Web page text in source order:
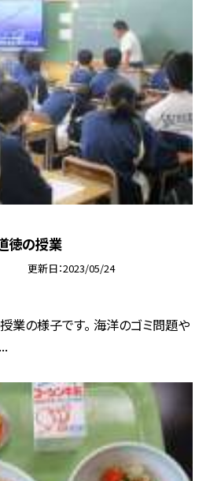
徳の授業
更新日 2023/05/24
授業の様子です。 海洋のゴミ問題や